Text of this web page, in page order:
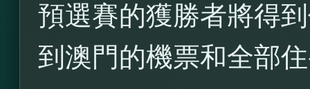
預選賽的獲勝者將得
到澳門的機票和全部